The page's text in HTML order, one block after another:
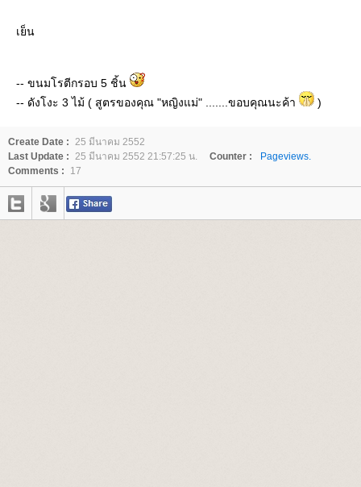
เย็น
-- ขนมโรตีกรอบ 5 ชิ้น
-- ดังโงะ 3 ไม้ ( สูตรของคุณ "หญิงแม่" .......ขอบคุณนะค้า
)
Create Date : 25 มีนาคม 2552
Last Update : 25 มีนาคม 2552 21:57:25 น. Counter :
Pageviews.
Comments :
17